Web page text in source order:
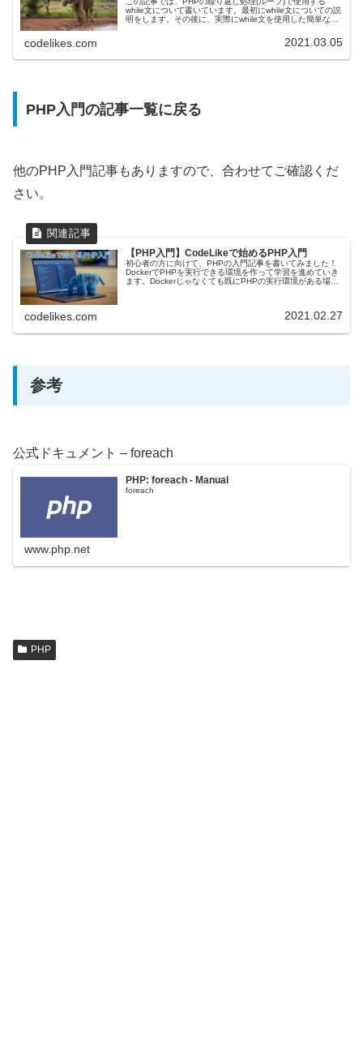
while文について書いています。最初にwhile文についての説
明をします。その後に、実際にwhile文を使用した簡単なプ
codelikes.com 2021.03.05
PHP入門の記事一覧に戻る
他のPHP入門記事もありますので、合わせてご確認くだ
さい。
【PHP入門】CodeLikeで始めるPHP入門
初心者の方に向けて、PHPの入門記事を書いてみました！
DockerでPHPを実行できる環境を作って学習を進めていき
ます。Dockerじゃなくても既にPHPの実行環境がある場合
codelikes.com 2021.02.27
参考
公式ドキュメント – foreach
PHP: foreach - Manual
foreach
www.php.net
PHP